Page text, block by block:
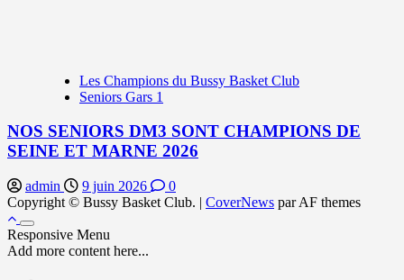
Les Champions du Bussy Basket Club
Seniors Gars 1
NOS SENIORS DM3 SONT CHAMPIONS DE
SEINE ET MARNE 2026
admin 9 juin 2026
0
Copyright © Bussy Basket Club. | CoverNews par AF themes
Responsive Menu
Add more content here...